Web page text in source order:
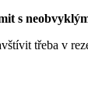
s
třeba v